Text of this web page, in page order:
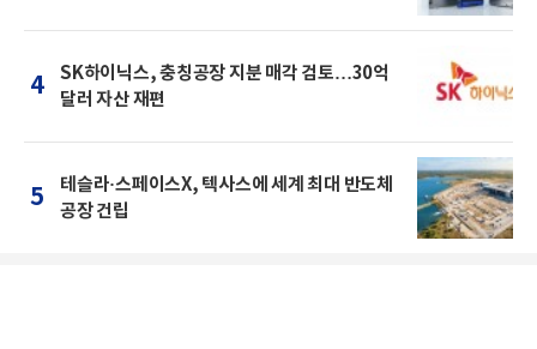
4
SK하이닉스, 충칭공장 지분 매각 검토…30억
달러 자산 재편
5
테슬라·스페이스X, 텍사스에 세계 최대 반도체
공장 건립